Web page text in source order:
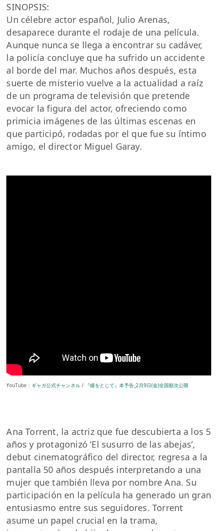
SINOPSIS:
Un célebre actor español, Julio Arenas,
desaparece durante el rodaje de una película.
Aunque nunca se llega a encontrar su cadáver,
la policía concluye que ha sufrido un accidente
al borde del mar. Muchos años después, esta
suerte de misterio vuelve a la actualidad a raíz
de un programa de televisión que pretende
evocar la figura del actor, ofreciendo como
primicia imágenes de las últimas escenas en
que participó, rodadas por el que fue su íntimo
amigo, el director Miguel Garay.
YouTube： ギャガ公式チャンネル / 『瞳をとじて』本予告_2月9日(金)全国順次公開
Ana Torrent, la actriz que fue descubierta a los 5
años y protagonizó ‘El susurro de las abejas’,
debut cinematográfico del director, regresa a la
pantalla 50 años después interpretando a una
mujer que también lleva por nombre Ana. Su
participación en la película ha generado un gran
entusiasmo entre sus seguidores. Torrent
asume un papel crucial en la trama,